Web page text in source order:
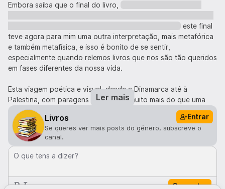
Embora saiba que o final do livro,
este final
teve agora para mim uma outra interpretação, mais metafórica
e também metafísica, e isso é bonito de se sentir,
especialmente quando relemos livros que nos são tão queridos
em fases diferentes da nossa vida.
Esta viagem poética e visual, desde a Dinamarca até à
Palestina, com paragens por Itália, é muito mais do que uma
aventura, é uma lição maravilhosa sobre amizade,
perseverança, o choque cultural e a importância do 'voltar a
casa'. Senti que cada um de nós é um Cavaleiro da Dinamarca,
de certa forma. É perfeito para miúdos e graúdos.
⭐ 9 / 10
Ler mais
Livros Entrar
Se queres ver mais posts do género, subscreve o
canal.
O que tens a dizer?
Comentar